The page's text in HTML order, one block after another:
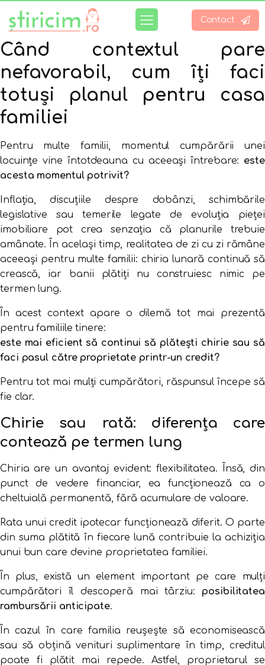
Contact
Când contextul pare
nefavorabil, cum îțifaci
totuși planul pentru casa
familiei
Pentru multe familii, momentulcumpărăriiunei
locuințevine întotdeauna cu aceeașiîntrebare: este
acesta momentul potrivit?
Inflația,discuțiile despre dobânzi,schimbările
legislativesautemerile legatedeevoluția pieței
imobiliare pot crea senzația că planurile trebuie
amânate. Înacelași timp, realitatea de zi cu zi rămâne
aceeași pentru multe familii: chiria lunarăcontinuăsă
crească, iar banii plătiți nu construiesc nimic pe
termenlung.
Înacestcontextapareo dilemătot mai prezentă
pentrufamiliiletinere:
este mai eficient să continui să plătești chirie sau să
faci pasul către proprietate printr-un credit?
Pentru tot mai mulți cumpărători, răspunsulîncepesă
fie clar.
Chirie sau rată: diferența care
contează pe termen lung
Chiriaareun avantajevident:flexibilitatea. Însă,din
punctde vedere financiar, eafuncționează cao
cheltuială permanentă, fărăacumularede valoare.
Rata unui credit ipotecarfuncționează diferit.O parte
dinsuma plătită în fiecarelunăcontribuie la achiziția
unui buncare devine proprietatea familiei.
În plus, existăunelement important pe care mulți
cumpărători îldescoperă maitârziu: posibilitatea
rambursării anticipate.
Încazul în carefamilia reușește săeconomisească
sau săobținăveniturisuplimentare întimp, creditul
poate fi plătit mai repede. Astfel, proprietarulse